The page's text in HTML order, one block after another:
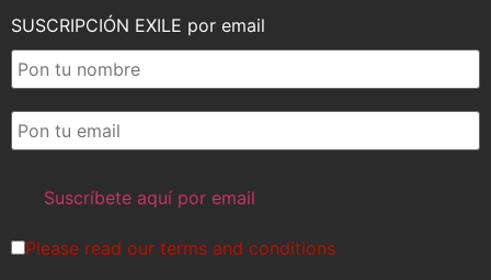
SUSCRIPCIÓN EXILE por email
Please read our terms and conditions